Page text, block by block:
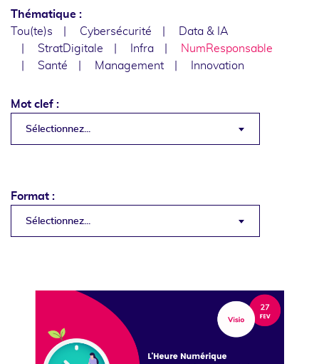
Thématique :
Tou(te)s
Cybersécurité
Data & IA
StratDigitale
Infra
NumResponsable
Santé
Management Innovation
Mot clef :
Sélectionnez...
Format :
Sélectionnez...